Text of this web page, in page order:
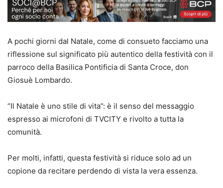
A pochi giorni dal Natale, come di consueto facciamo una
riflessione sul significato più autentico della festività con il
parroco della Basilica Pontificia di Santa Croce, don
Giosuè Lombardo.
“Il Natale è uno stile di vita”: è il senso del messaggio
espresso ai microfoni di TVCITY e rivolto a tutta la
comunità.
Per molti, infatti, questa festività si riduce solo ad un
copione da recitare perdendo di vista la vera essenza.